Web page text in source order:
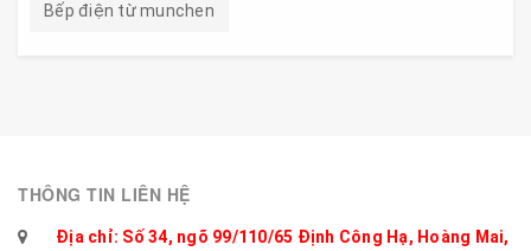
Bếp điện từ munchen
THÔNG TIN LIÊN HỆ
Địa chỉ: Số 34, ngõ 99/110/65 Định Công Hạ, Hoàng Mai,